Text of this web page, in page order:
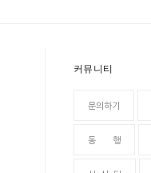
커뮤니티
문의하기
동 행